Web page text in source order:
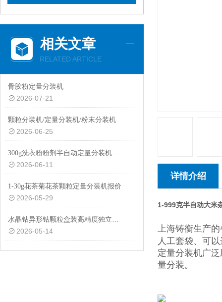
相关文章
RELATED ARTICLE
骨胶粉定量分装机
2026-07-21
颗粒分装机/定量分装机/粉末分装机
2026-06-25
300g洗衣粉粉剂半自动定量分装机性价比高
2026-06-11
1-30g花茶菊花茶颗粒定量分装机报价
2026-05-29
水晶钻异形钻颗粒盒装高精度独立管下料定量分装机厂家定制
2026-05-14
详情介绍
1-999克半自动大米
上海铸衡生产的
人工套袋、可
定量分装机广
量分装。